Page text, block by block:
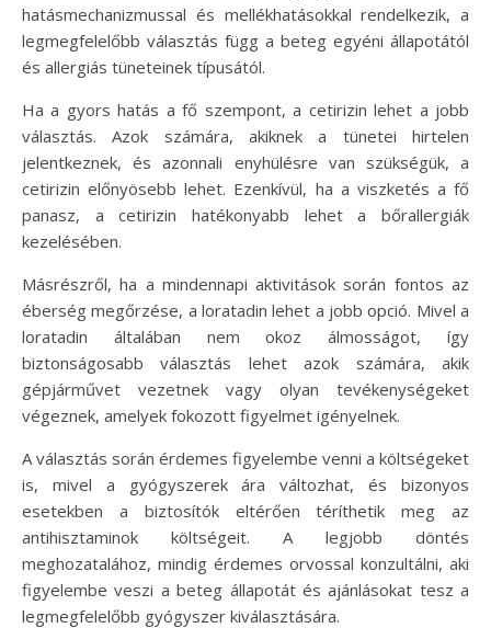
hatásmechanizmussal és mellékhatásokkal rendelkezik, a
legmegfelelőbb választás függ a beteg egyéni állapotától
és allergiás tüneteinek típusától.
Ha a gyors hatás a fő szempont, a cetirizin lehet a jobb
választás. Azok számára, akiknek a tünetei hirtelen
jelentkeznek, és azonnali enyhülésre van szükségük, a
cetirizin előnyösebb lehet. Ezenkívül, ha a viszketés a fő
panasz, a cetirizin hatékonyabb lehet a bőrallergiák
kezelésében.
Másrészről, ha a mindennapi aktivitások során fontos az
éberség megőrzése, a loratadin lehet a jobb opció. Mivel a
loratadin általában nem okoz álmosságot, így
biztonságosabb választás lehet azok számára, akik
gépjárművet vezetnek vagy olyan tevékenységeket
végeznek, amelyek fokozott figyelmet igényelnek.
A választás során érdemes figyelembe venni a költségeket
is, mivel a gyógyszerek ára változhat, és bizonyos
esetekben a biztosítók eltérően téríthetik meg az
antihisztaminok költségeit. A legjobb döntés
meghozatalához, mindig érdemes orvossal konzultálni, aki
figyelembe veszi a beteg állapotát és ajánlásokat tesz a
legmegfelelőbb gyógyszer kiválasztására.